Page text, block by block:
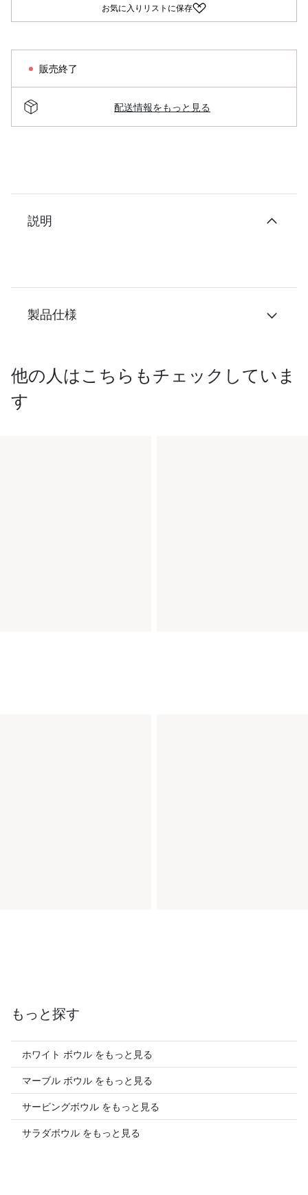
お気に入りリストに保存
販売終了
配送情報をもっと見る
説明
製品仕様
他の人はこちらもチェックしていま
す
もっと探す
ホワイト ボウル をもっと見る
マーブル ボウル をもっと見る
サービングボウル をもっと見る
サラダボウル をもっと見る